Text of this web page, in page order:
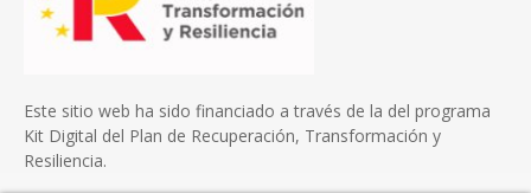
Este sitio web ha sido financiado a través de la del programa
Kit Digital del Plan de Recuperación, Transformación y
Resiliencia.